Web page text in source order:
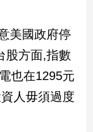
美國政府停
股方面,指數
也在1295元
人毋須過度